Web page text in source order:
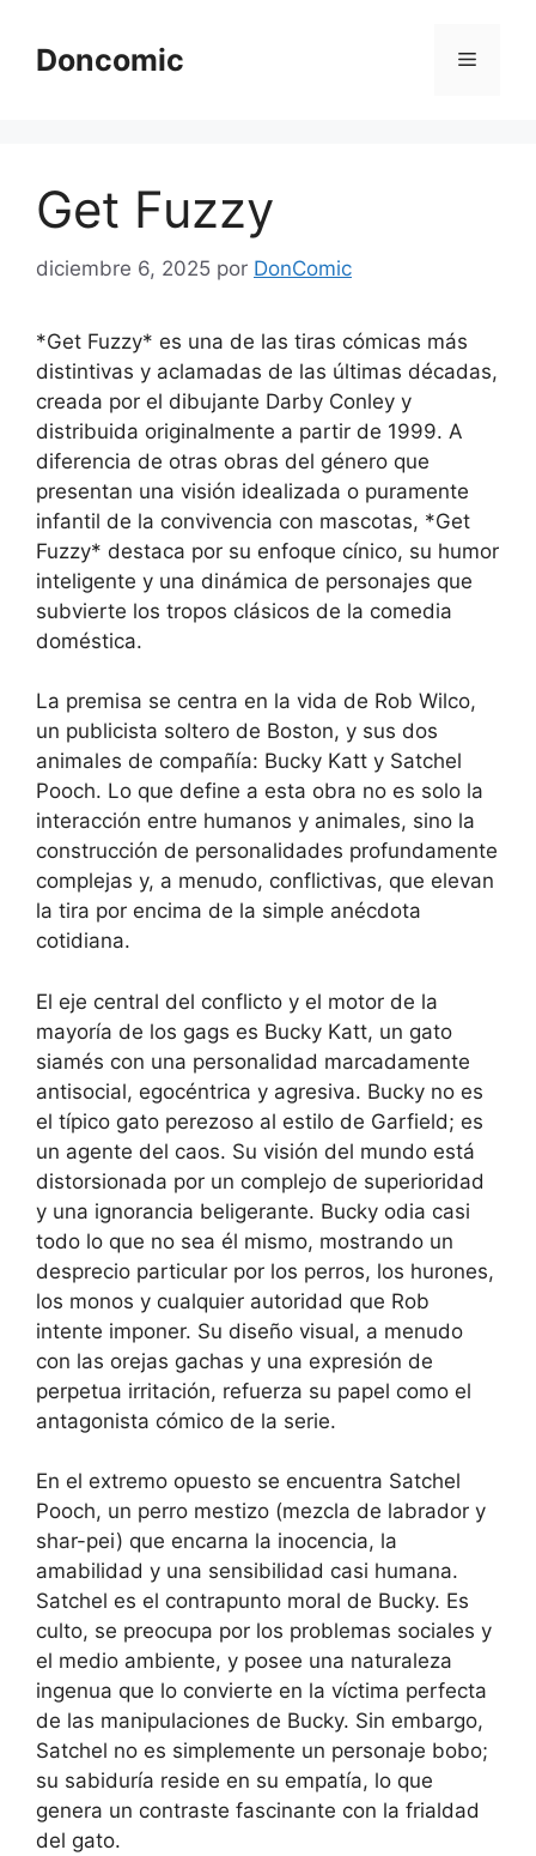
contenido
Doncomic Menú
Get Fuzzy
diciembre 6, 2025 por DonComic
*Get Fuzzy* es una de las tiras cómicas más
distintivas y aclamadas de las últimas décadas,
creada por el dibujante Darby Conley y
distribuida originalmente a partir de 1999. A
diferencia de otras obras del género que
presentan una visión idealizada o puramente
infantil de la convivencia con mascotas, *Get
Fuzzy* destaca por su enfoque cínico, su humor
inteligente y una dinámica de personajes que
subvierte los tropos clásicos de la comedia
doméstica.
La premisa se centra en la vida de Rob Wilco,
un publicista soltero de Boston, y sus dos
animales de compañía: Bucky Katt y Satchel
Pooch. Lo que define a esta obra no es solo la
interacción entre humanos y animales, sino la
construcción de personalidades profundamente
complejas y, a menudo, conflictivas, que elevan
la tira por encima de la simple anécdota
cotidiana.
El eje central del conflicto y el motor de la
mayoría de los gags es Bucky Katt, un gato
siamés con una personalidad marcadamente
antisocial, egocéntrica y agresiva. Bucky no es
el típico gato perezoso al estilo de Garfield; es
un agente del caos. Su visión del mundo está
distorsionada por un complejo de superioridad
y una ignorancia beligerante. Bucky odia casi
todo lo que no sea él mismo, mostrando un
desprecio particular por los perros, los hurones,
los monos y cualquier autoridad que Rob
intente imponer. Su diseño visual, a menudo
con las orejas gachas y una expresión de
perpetua irritación, refuerza su papel como el
antagonista cómico de la serie.
En el extremo opuesto se encuentra Satchel
Pooch, un perro mestizo (mezcla de labrador y
shar-pei) que encarna la inocencia, la
amabilidad y una sensibilidad casi humana.
Satchel es el contrapunto moral de Bucky. Es
culto, se preocupa por los problemas sociales y
el medio ambiente, y posee una naturaleza
ingenua que lo convierte en la víctima perfecta
de las manipulaciones de Bucky. Sin embargo,
Satchel no es simplemente un personaje bobo;
su sabiduría reside en su empatía, lo que
genera un contraste fascinante con la frialdad
del gato.